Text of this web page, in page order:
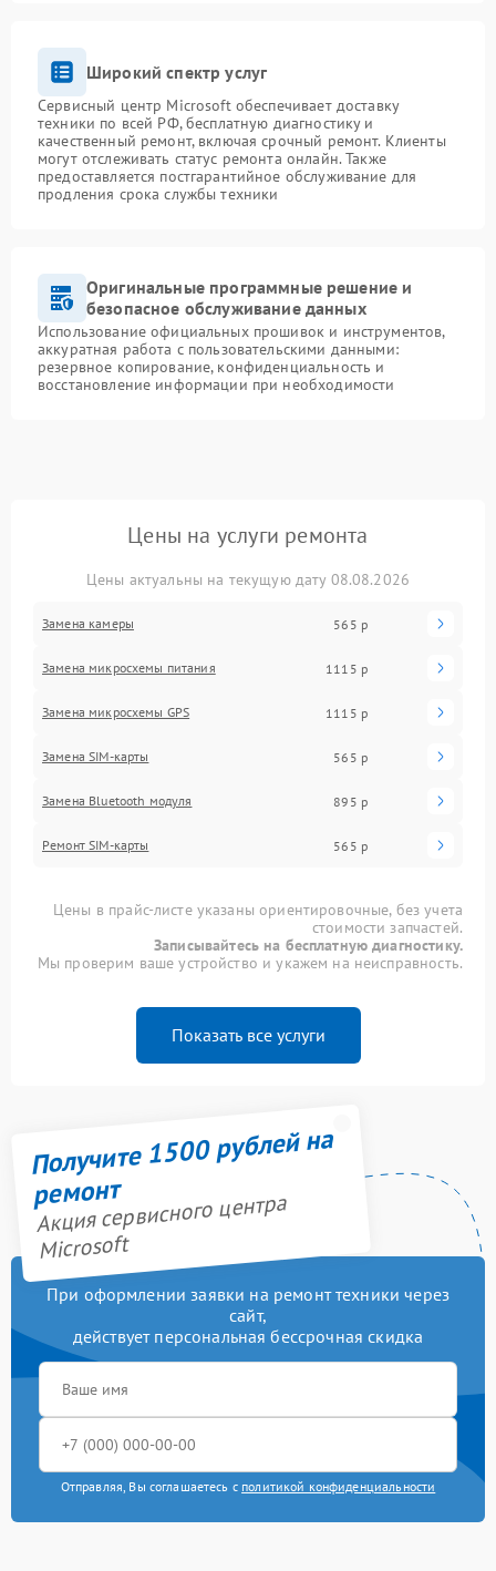
Широкий спектр услуг
Сервисный центр Microsoft обеспечивает доставку
техники по всей РФ, бесплатную диагностику и
качественный ремонт, включая срочный ремонт. Клиенты
могут отслеживать статус ремонта онлайн. Также
предоставляется постгарантийное обслуживание для
продления срока службы техники
Оригинальные программные решение и
безопасное обслуживание данных
Использование официальных прошивок и инструментов,
аккуратная работа с пользовательскими данными:
резервное копирование, конфиденциальность и
восстановление информации при необходимости
Цены на услуги ремонта
Цены актуальны на текущую дату 08.08.2026
Замена камеры 565 р
Замена микросхемы питания 1115 р
Замена микросхемы GPS 1115 р
Замена SIM-карты 565 р
Замена Bluetooth модуля 895 р
Ремонт SIM-карты 565 р
Цены в прайс-листе указаны ориентировочные, без учета
стоимости запчастей.
Записывайтесь на бесплатную диагностику.
Мы проверим ваше устройство и укажем на неисправность.
Показать все услуги
Получите 1500 рублей на
ремонт
Акция сервисного центра
Microsoft
При оформлении заявки на ремонт техники через
сайт,
действует персональная бессрочная скидка
Отправляя, Вы соглашаетесь с политикой конфиденциальности